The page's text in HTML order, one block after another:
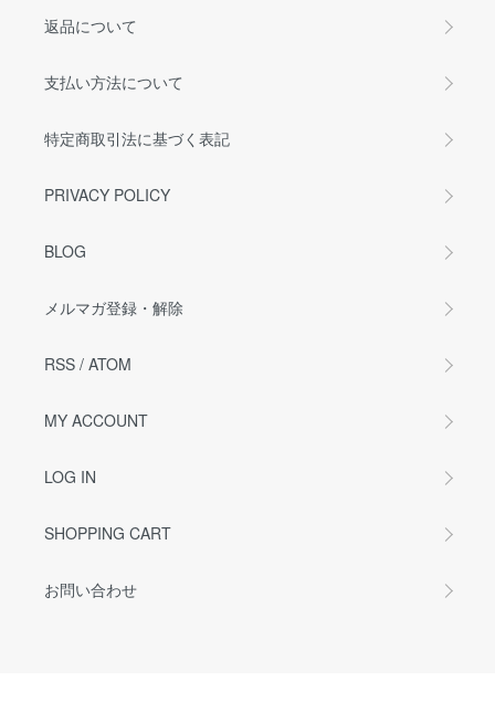
返品について
支払い方法について
特定商取引法に基づく表記
PRIVACY POLICY
BLOG
メルマガ登録・解除
RSS / ATOM
MY ACCOUNT
LOG IN
SHOPPING CART
お問い合わせ